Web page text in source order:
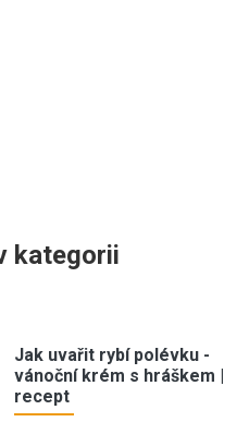
kategorii
Jak uvařit rybí polévku -
vánoční krém s hráškem |
recept